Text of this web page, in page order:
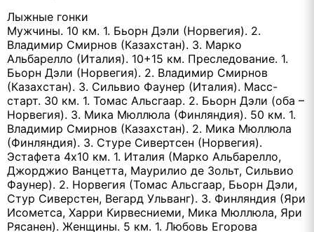
Лыжные гонки
Мужчины. 10 км. 1. Бьорн Дэли (Норвегия). 2.
Владимир Смирнов (Казахстан). 3. Марко
Альбарелло (Италия). 10+15 км. Преследование. 1.
Бьорн Дэли (Норвегия). 2. Владимир Смирнов
(Казахстан). 3. Сильвио Фаунер (Италия). Масс-
старт. 30 км. 1. Томас Альсгаар. 2. Бьорн Дэли (оба –
Норвегия). 3. Мика Мюллюла (Финляндия). 50 км. 1.
Владимир Смирнов (Казахстан). 2. Мика Мюллюла
(Финляндия). 3. Стуре Сивертсен (Норвегия).
Эстафета 4х10 км. 1. Италия (Марко Альбарелло,
Джорджио Ванцетта, Маурилио де Зольт, Сильвио
Фаунер). 2. Норвегия (Томас Альсгаар, Бьорн Дэли,
Стур Сиверстен, Вегард Ульванг). 3. Финляндия (Яри
Исометса, Харри Кирвесниеми, Мика Мюллюла, Яри
Рясанен). Женщины. 5 км. 1. Любовь Егорова